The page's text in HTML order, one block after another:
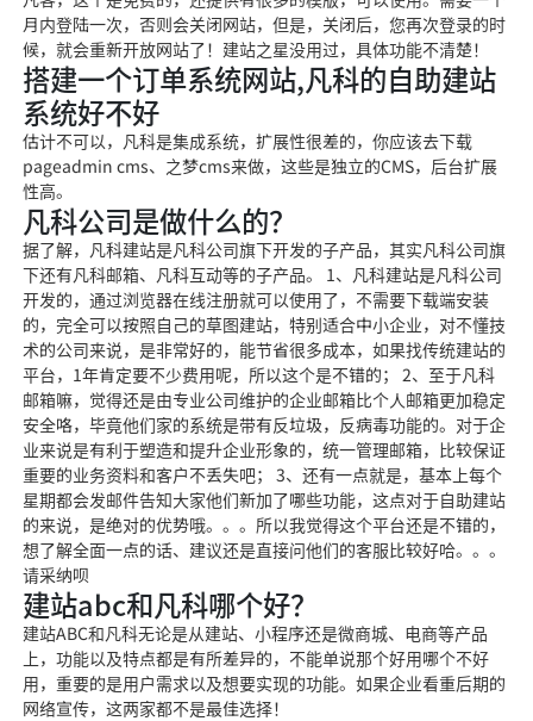
月内登陆一次，否则会关闭网站，但是，关闭后，您再次登录的时
候，就会重新开放网站了！建站之星没用过，具体功能不清楚！
搭建一个订单系统网站,凡科的自助建站
系统好不好
估计不可以，凡科是集成系统，扩展性很差的，你应该去下载
pageadmin cms、之梦cms来做，这些是独立的CMS，后台扩展
性高。
凡科公司是做什么的？
据了解，凡科建站是凡科公司旗下开发的子产品，其实凡科公司旗
下还有凡科邮箱、凡科互动等的子产品。 1、凡科建站是凡科公司
开发的，通过浏览器在线注册就可以使用了，不需要下载端安装
的，完全可以按照自己的草图建站，特别适合中小企业，对不懂技
术的公司来说，是非常好的，能节省很多成本，如果找传统建站的
平台，1年肯定要不少费用呢，所以这个是不错的； 2、至于凡科
邮箱嘛，觉得还是由专业公司维护的企业邮箱比个人邮箱更加稳定
安全咯，毕竟他们家的系统是带有反垃圾，反病毒功能的。对于企
业来说是有利于塑造和提升企业形象的，统一管理邮箱，比较保证
重要的业务资料和客户不丢失吧； 3、还有一点就是，基本上每个
星期都会发邮件告知大家他们新加了哪些功能，这点对于自助建站
的来说，是绝对的优势哦。。。所以我觉得这个平台还是不错的，
想了解全面一点的话、建议还是直接问他们的客服比较好哈。。。
请采纳呗
建站abc和凡科哪个好？
建站ABC和凡科无论是从建站、小程序还是微商城、电商等产品
上，功能以及特点都是有所差异的，不能单说那个好用哪个不好
用，重要的是用户需求以及想要实现的功能。如果企业看重后期的
网络宣传，这两家都不是最佳选择！